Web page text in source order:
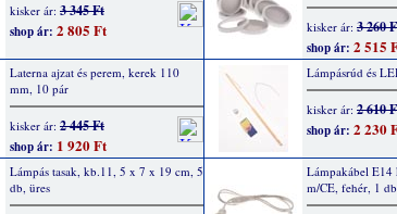
kisker ár: 3 345 Ft
shop ár: 2 805 Ft kisker ár: 3 260
shop ár: 2 515
Laterna ajzat és perem, kerek 110
mm, 10 pár
kisker ár: 2 445 Ft
shop ár: 1 920 Ft
Lámpásrúd és
kisker ár: 2 610
shop ár: 2 230
Lámpás tasak, kb.11, 5 x 7 x 19 cm, 5
db, üres
Lámpakábel E14
m/CE, fehér, 1 db